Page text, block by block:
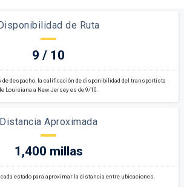
Disponibilidad de Ruta
9 / 10
despacho, la calificación de disponibilidad del transportista
Louisiana a New Jersey es de 9/10.
Distancia Aproximada
1,400 millas
estado para aproximar la distancia entre ubicaciones.